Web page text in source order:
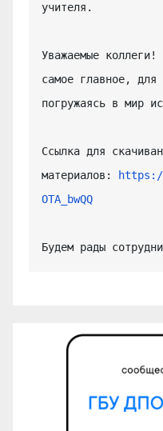
учителя.
Уважаемые
самое главное, для
погружаясь в мир
Ссылка для
материалов:
OTA_bwQQ
Будем рады